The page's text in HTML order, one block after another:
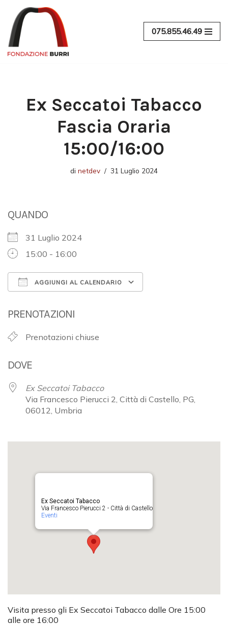
Vai
al
contenuto
075.855.46.49
Ex Seccatoi Tabacco
Fascia Oraria
15:00/16:00
di netdev 31 Luglio 2024
QUANDO
31 Luglio 2024
15:00 - 16:00
AGGIUNGI AL CALENDARIO
PRENOTAZIONI
Prenotazioni chiuse
DOVE
Ex Seccatoi Tabacco
Via Francesco Pierucci 2, Città di Castello, PG,
06012, Umbria
Ex Seccatoi Tabacco
Via Francesco Pierucci 2 - Città di Castello
Eventi
Visita presso gli Ex Seccatoi Tabacco dalle Ore 15:00
alle ore 16:00